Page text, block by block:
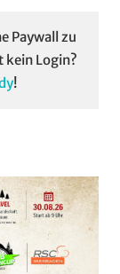
Paywall zu
kein Login?
!